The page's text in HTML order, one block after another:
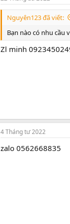
Nguyên123 đã viết:
Bạn nào có nhu cầu
Zl minh
4 Tháng tư 2022
zalo 0562668835